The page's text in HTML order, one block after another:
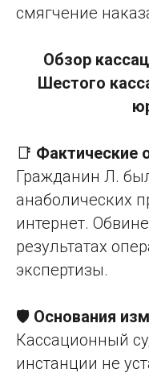
смягчение
Обзор
Шестого
📑 Фактические
Гражданин Л.
анаболических
интернет.
результатах
экспертизы.
🛡️ Основания
Кассационный
инстанции не